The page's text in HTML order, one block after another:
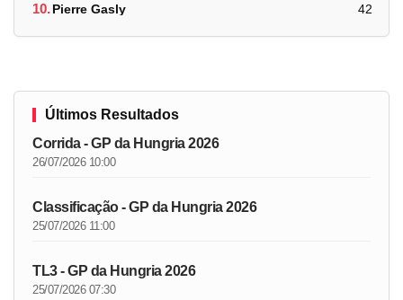
10.Pierre Gasly 42
Últimos Resultados
Corrida - GP da Hungria 2026
26/07/2026 10:00
Classificação - GP da Hungria 2026
25/07/2026 11:00
TL3 - GP da Hungria 2026
25/07/2026 07:30